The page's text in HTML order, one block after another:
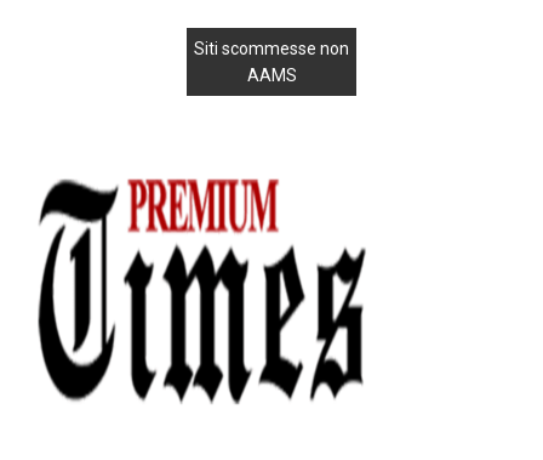
Siti scommesse non
AAMS